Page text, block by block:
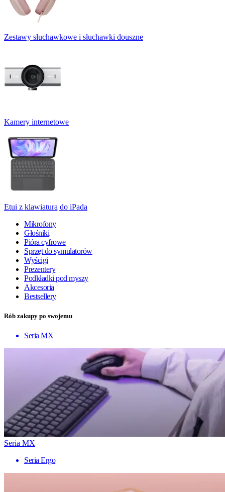
Zestawy słuchawkowe i słuchawki douszne
Kamery internetowe
Etui z klawiaturą do iPada
Mikrofony
Głośniki
Pióra cyfrowe
Sprzęt do symulatorów
Wyścigi
Prezentery
Podkładki pod myszy
Akcesoria
Bestsellery
Rób zakupy po swojemu
Seria MX
Seria MX
Seria Ergo